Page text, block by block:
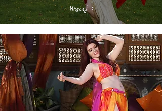
Więcej >